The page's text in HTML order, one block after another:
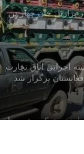
برازیل جان چهار تن
اجرایی اتاق تجارت
برگزار شد
ترکیه، عربستان